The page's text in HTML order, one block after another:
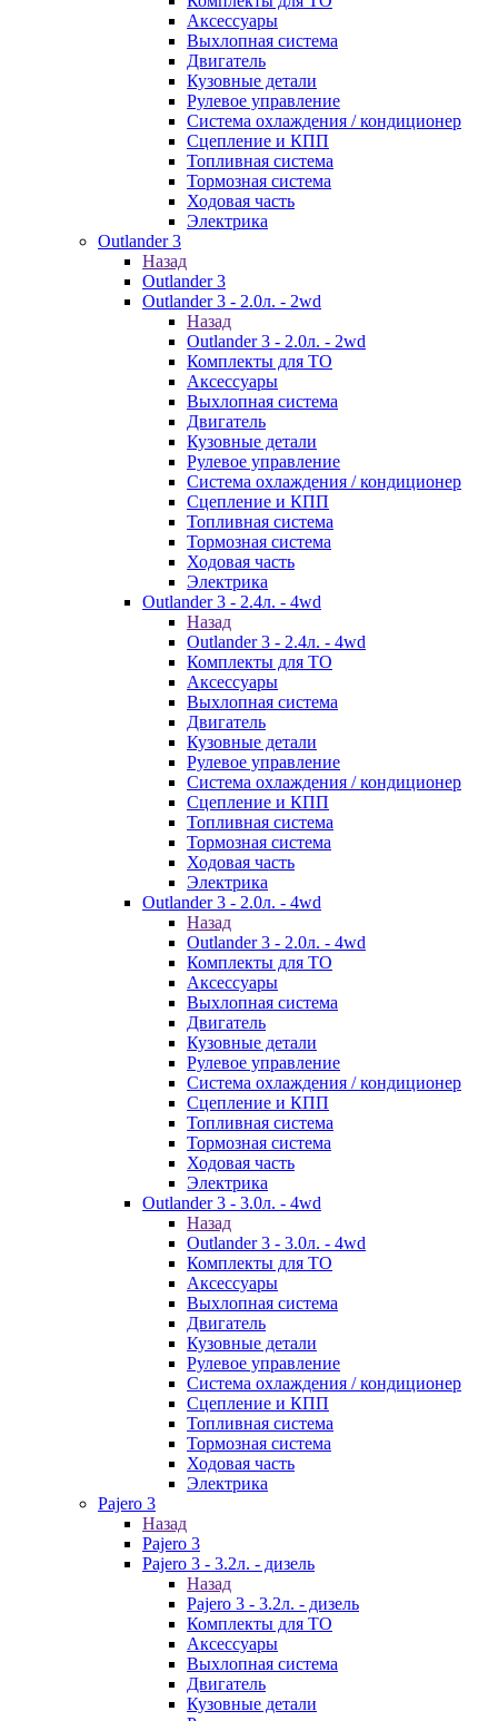
Аксессуары
Выхлопная система
Двигатель
Кузовные детали
Рулевое управление
Система охлаждения / кондиционер
Сцепление и КПП
Топливная система
Тормозная система
Ходовая часть
Электрика
Outlander 3
Назад
Outlander 3
Outlander 3 - 2.0л. - 2wd
Назад
Outlander 3 - 2.0л. - 2wd
Комплекты для ТО
Аксессуары
Выхлопная система
Двигатель
Кузовные детали
Рулевое управление
Система охлаждения / кондиционер
Сцепление и КПП
Топливная система
Тормозная система
Ходовая часть
Электрика
Outlander 3 - 2.4л. - 4wd
Назад
Outlander 3 - 2.4л. - 4wd
Комплекты для ТО
Аксессуары
Выхлопная система
Двигатель
Кузовные детали
Рулевое управление
Система охлаждения / кондиционер
Сцепление и КПП
Топливная система
Тормозная система
Ходовая часть
Электрика
Outlander 3 - 2.0л. - 4wd
Назад
Outlander 3 - 2.0л. - 4wd
Комплекты для ТО
Аксессуары
Выхлопная система
Двигатель
Кузовные детали
Рулевое управление
Система охлаждения / кондиционер
Сцепление и КПП
Топливная система
Тормозная система
Ходовая часть
Электрика
Outlander 3 - 3.0л. - 4wd
Назад
Outlander 3 - 3.0л. - 4wd
Комплекты для ТО
Аксессуары
Выхлопная система
Двигатель
Кузовные детали
Рулевое управление
Система охлаждения / кондиционер
Сцепление и КПП
Топливная система
Тормозная система
Ходовая часть
Электрика
Pajero 3
Назад
Pajero 3
Pajero 3 - 3.2л. - дизель
Назад
Pajero 3 - 3.2л. - дизель
Комплекты для ТО
Аксессуары
Выхлопная система
Двигатель
Кузовные детали